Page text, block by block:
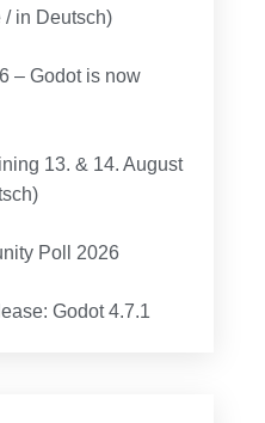
/ in Deutsch)
– Godot is now
13. & 14. August
Poll 2026
Godot 4.7.1